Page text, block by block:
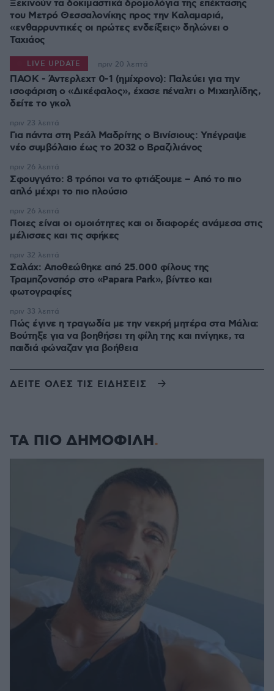
Ξεκινούν τα δοκιμαστικά δρομολόγια της επέκτασης
του Μετρό Θεσσαλονίκης προς την Καλαμαριά,
«ενθαρρυντικές οι πρώτες ενδείξεις» δηλώνει ο
Ταχιάος
ΠΑΟΚ - Άντερλεχτ 0-1 (ημίχρονο): Παλεύει για την
ισοφάριση ο «Δικέφαλος», έχασε πέναλτι ο Μιχαηλίδης,
LIVE UPDATE πριν 20 λεπτά
Για πάντα στη Ρεάλ Μαδρίτης ο Βινίσιους: Yπέγραψε
νέο συμβόλαιο έως το 2032 ο Βραζιλιάνος
πριν 23 λεπτά
Σφουγγάτο: 8 τρόποι να το φτιάξουμε – Από το πιο
απλό μέχρι το πιο πλούσιο
πριν 26 λεπτά
Ποιες είναι οι ομοιότητες και οι διαφορές ανάμεσα στις
μέλισσες και τις σφήκες
πριν 26 λεπτά
Σαλάχ: Αποθεώθηκε από 25.000 φίλους της
Τραμπζονσπόρ στο «Papara Park», βίντεο και
φωτογραφίες
πριν 32 λεπτά
Πώς έγινε η τραγωδία με την νεκρή μητέρα στα Μάλια:
Βούτηξε για να βοηθήσει τη φίλη της και πνίγηκε, τα
παιδιά φώναζαν για βοήθεια
πριν 33 λεπτά
ΔΕΙΤΕ ΟΛΕΣ ΤΙΣ ΕΙΔΗΣΕΙΣ
ΤΑ ΠΙΟ ΔΗΜΟΦΙΛΗ